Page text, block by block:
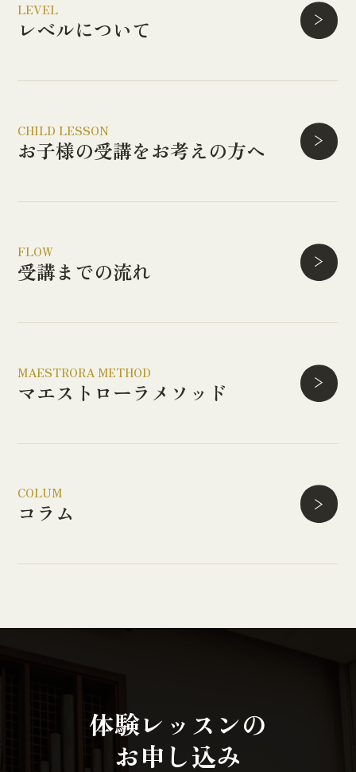
LEVEL
レベルについて
CHILD LESSON
お子様の受講をお考えの方へ
FLOW
受講までの流れ
MAESTRORA METHOD
マエストローラ メソッド
COLUM
コラム
体験レ ッ ス ンの
お申し込み